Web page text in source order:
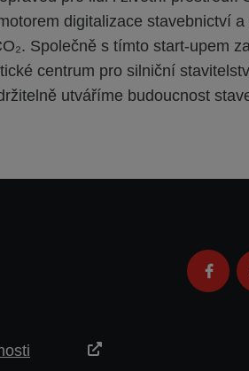
digitalizace stavebnictví
Společně s tímto start-upem
centrum pro silniční
utváříme budoucnost